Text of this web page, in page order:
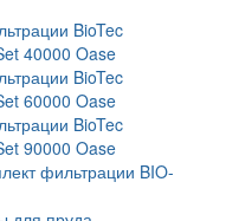
BioTec
40000 Oase
BioTec
60000 Oase
BioTec
90000 Oase
фильтрации BIO-